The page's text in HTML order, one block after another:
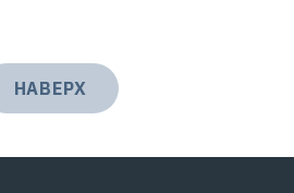
НАВЕРХ